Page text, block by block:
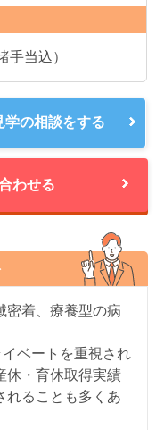
手当込）
学の相談をする
わせる
密着、療養型の病
ベートを重視され
休・育休取得実績
れることも多くあ